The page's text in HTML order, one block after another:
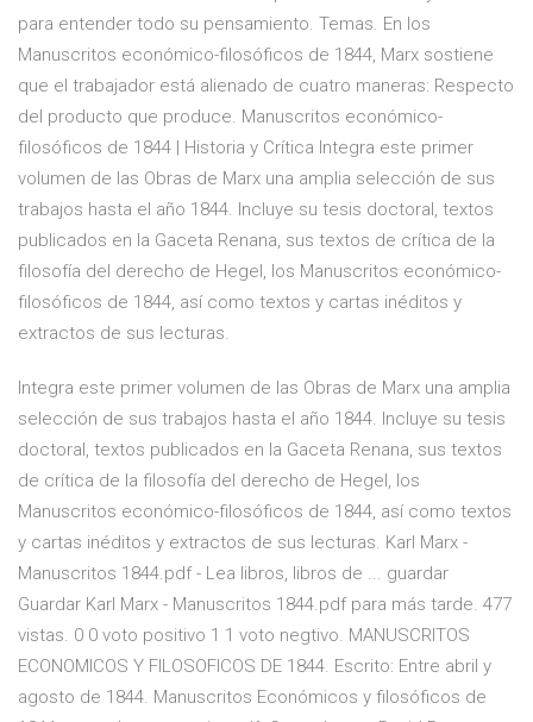
para entender todo su pensamiento. Temas. En los
Manuscritos económico-filosóficos de 1844, Marx sostiene
que el trabajador está alienado de cuatro maneras: Respecto
del producto que produce. Manuscritos económico-
filosóficos de 1844 | Historia y Crítica Integra este primer
volumen de las Obras de Marx una amplia selección de sus
trabajos hasta el año 1844. Incluye su tesis doctoral, textos
publicados en la Gaceta Renana, sus textos de crítica de la
filosofía del derecho de Hegel, los Manuscritos económico-
filosóficos de 1844, así como textos y cartas inéditos y
extractos de sus lecturas.
Integra este primer volumen de las Obras de Marx una amplia
selección de sus trabajos hasta el año 1844. Incluye su tesis
doctoral, textos publicados en la Gaceta Renana, sus textos
de crítica de la filosofía del derecho de Hegel, los
Manuscritos económico-filosóficos de 1844, así como textos
y cartas inéditos y extractos de sus lecturas. Karl Marx -
Manuscritos 1844.pdf - Lea libros, libros de ... guardar
Guardar Karl Marx - Manuscritos 1844.pdf para más tarde. 477
vistas. 0 0 voto positivo 1 1 voto negtivo. MANUSCRITOS
ECONOMICOS Y FILOSOFICOS DE 1844. Escrito: Entre abril y
agosto de 1844. Manuscritos Económicos y filosóficos de